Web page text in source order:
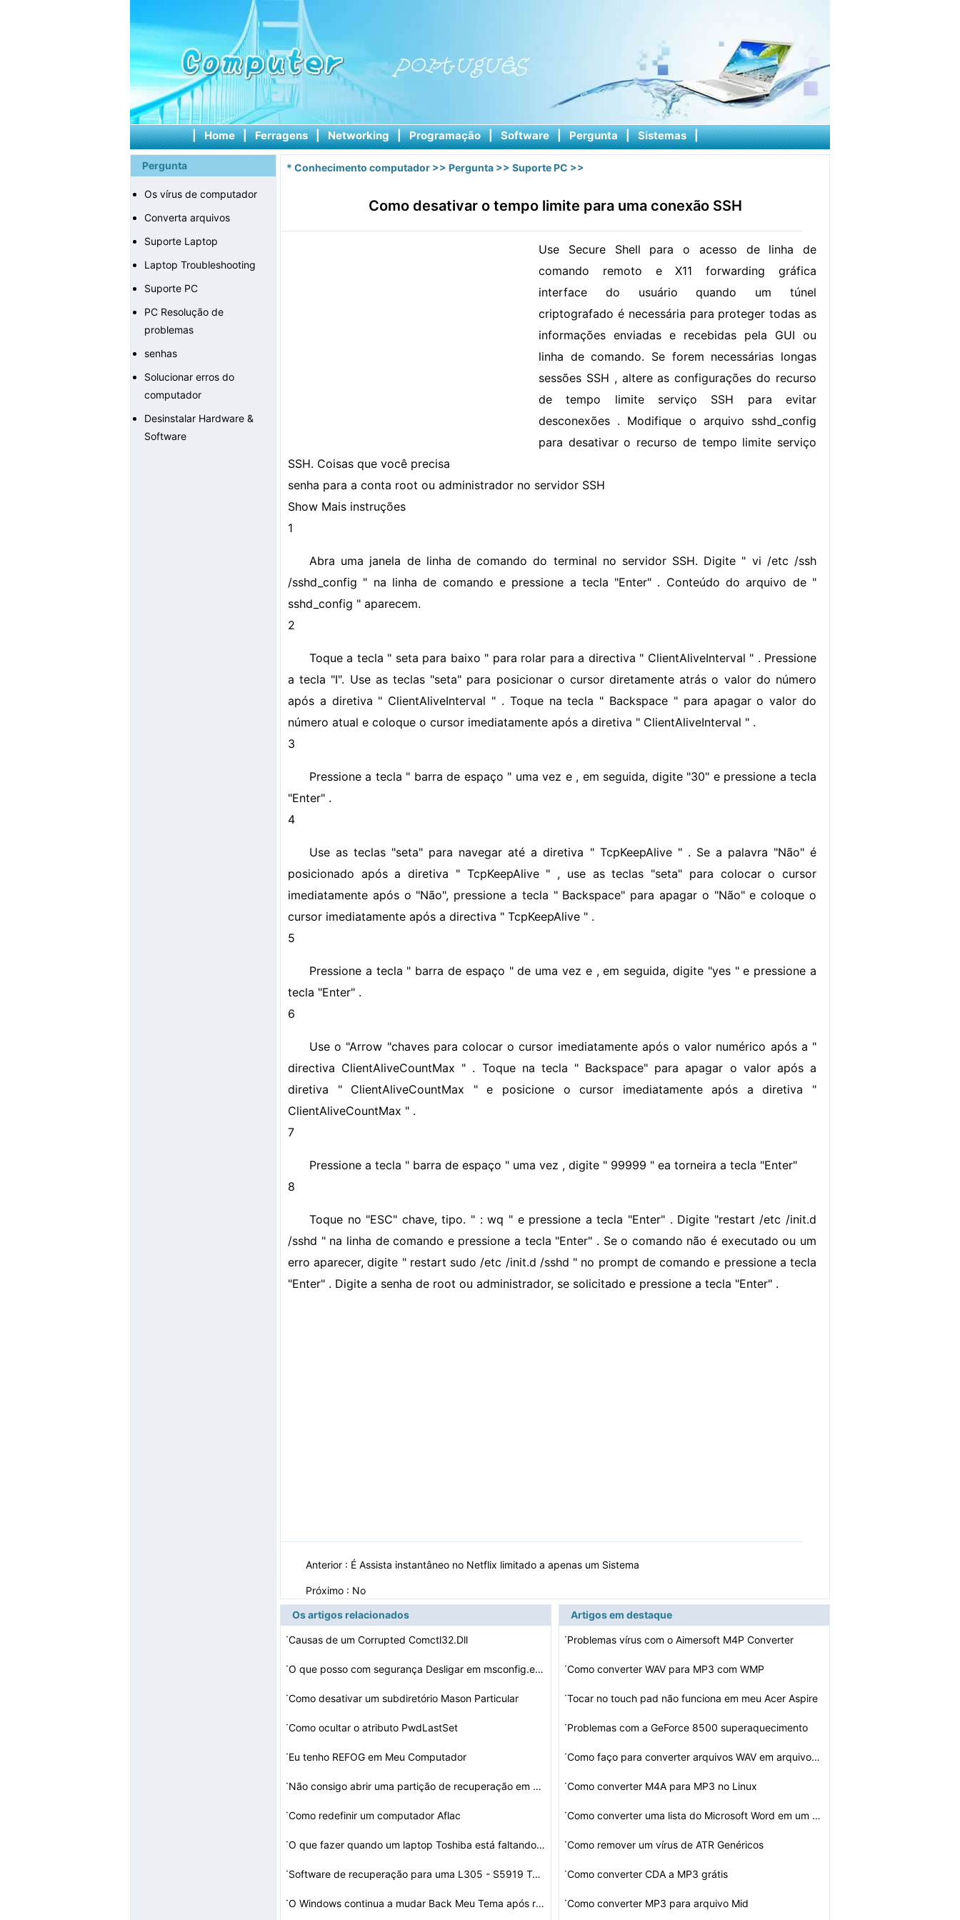
| Home | Ferragens | Networking | Programação | Software | Pergunta | Sistemas |
Pergunta
Os vírus de computador
Converta arquivos
Suporte Laptop
Laptop Troubleshooting
Suporte PC
PC Resolução de
problemas
senhas
Solucionar erros do
computador
Desinstalar Hardware &
Software
* Conhecimento computador >> Pergunta >> Suporte PC >>
Como desativar o tempo limite para uma conexão SSH
Use Secure Shell para o acesso de linha de
comando remoto e X11 forwarding gráfica
interface do usuário quando um túnel
criptografado é necessária para proteger todas as
informações enviadas e recebidas pela GUI ou
linha de comando. Se forem necessárias longas
sessões SSH , altere as configurações do recurso
de tempo limite serviço SSH para evitar
desconexões . Modifique o arquivo sshd_config
para desativar o recurso de tempo limite serviço
SSH. Coisas que você precisa
senha para a conta root ou administrador no servidor SSH
Show Mais instruções
1
Abra uma janela de linha de comando do terminal no servidor SSH. Digite " vi /etc /ssh
/sshd_config " na linha de comando e pressione a tecla "Enter" . Conteúdo do arquivo de "
sshd_config " aparecem.
2
Toque a tecla " seta para baixo " para rolar para a directiva " ClientAliveInterval " . Pressione
a tecla "I". Use as teclas "seta" para posicionar o cursor diretamente atrás o valor do número
após a diretiva " ClientAliveInterval " . Toque na tecla " Backspace " para apagar o valor do
número atual e coloque o cursor imediatamente após a diretiva " ClientAliveInterval " .
3
Pressione a tecla " barra de espaço " uma vez e , em seguida, digite "30" e pressione a tecla
"Enter" .
4
Use as teclas "seta" para navegar até a diretiva " TcpKeepAlive " . Se a palavra "Não" é
posicionado após a diretiva " TcpKeepAlive " , use as teclas "seta" para colocar o cursor
imediatamente após o "Não", pressione a tecla " Backspace" para apagar o "Não" e coloque o
cursor imediatamente após a directiva " TcpKeepAlive " .
5
Pressione a tecla " barra de espaço " de uma vez e , em seguida, digite "yes " e pressione a
tecla "Enter" .
6
Use o "Arrow "chaves para colocar o cursor imediatamente após o valor numérico após a "
directiva ClientAliveCountMax " . Toque na tecla " Backspace" para apagar o valor após a
diretiva " ClientAliveCountMax " e posicione o cursor imediatamente após a diretiva "
ClientAliveCountMax " .
7
Pressione a tecla " barra de espaço " uma vez , digite " 99999 " ea torneira a tecla "Enter"
8
Toque no "ESC" chave, tipo. " : wq " e pressione a tecla "Enter" . Digite "restart /etc /init.d
/sshd " na linha de comando e pressione a tecla "Enter" . Se o comando não é executado ou um
erro aparecer, digite " restart sudo /etc /init.d /sshd " no prompt de comando e pressione a tecla
"Enter" . Digite a senha de root ou administrador, se solicitado e pressione a tecla "Enter" .
Anterior : É Assista instantâneo no Netflix limitado a apenas um Sistema
Próximo : No
Os artigos relacionados
·Causas de um Corrupted Comctl32.Dll
· O que posso com segurança Desligar em msconfig.exe
·Como desativar um subdiretório Mason Particular
·Como ocultar o atributo PwdLastSet
·Eu tenho REFOG em Meu Computador
· Não consigo abrir uma partição de recuperação em u…
·Como redefinir um computador Aflac
· O que fazer quando um laptop Toshiba está faltando o O…
· Software de recuperação para uma L305 - S5919 Toshiba…
· O Windows continua a mudar Back Meu Tema após reinicia…
Artigos em destaque
·Problemas vírus com o Aimersoft M4P Converter
·Como converter WAV para MP3 com WMP
·Tocar no touch pad não funciona em meu Acer Aspire
·Problemas com a GeForce 8500 superaquecimento
· Como faço para converter arquivos WAV em arquivos MP3 …
·Como converter M4A para MP3 no Linux
· Como converter uma lista do Microsoft Word em um banco …
·Como remover um vírus de ATR Genéricos
·Como converter CDA a MP3 grátis
·Como converter MP3 para arquivo Mid